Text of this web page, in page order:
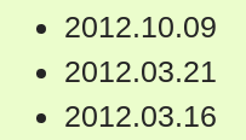
2012.10.09
2012.03.21
2012.03.16